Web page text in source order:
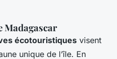
Madagascar
écotouristiques visent
unique de l’île. En